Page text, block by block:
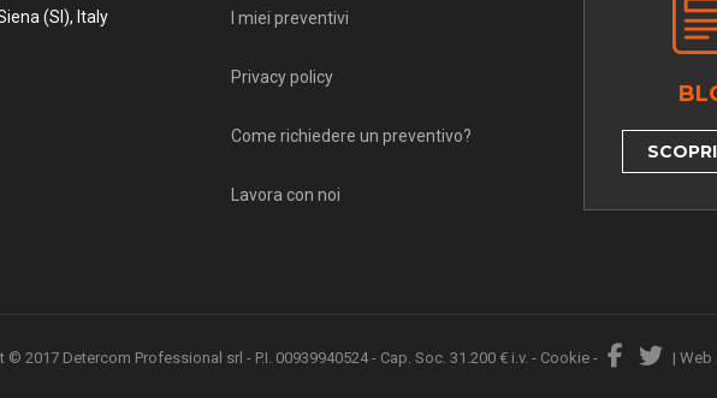
(SI), Italy
I miei preventivi
Privacy policy
Come richiedere un preventivo?
Lavora con noi
© 2017 Detercom Professional srl - P.I. 00939940524 - Cap. Soc. 31.200 € i.v. - Cookie - | Web